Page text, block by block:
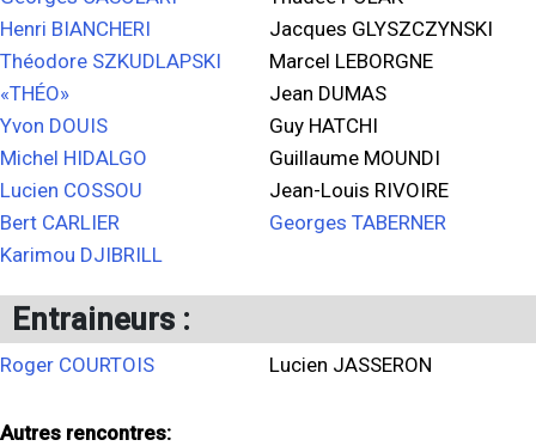
Henri BIANCHERI
Théodore SZKUDLAPSKI
«THÉO»
Yvon DOUIS
Michel HIDALGO
Lucien COSSOU
Bert CARLIER
Karimou DJIBRILL
Jacques GLYSZCZYNSKI
Marcel LEBORGNE
Jean DUMAS
Guy HATCHI
Guillaume MOUNDI
Jean-Louis RIVOIRE
Georges TABERNER
Entraineurs :
Roger COURTOIS Lucien JASSERON
Autres rencontres: